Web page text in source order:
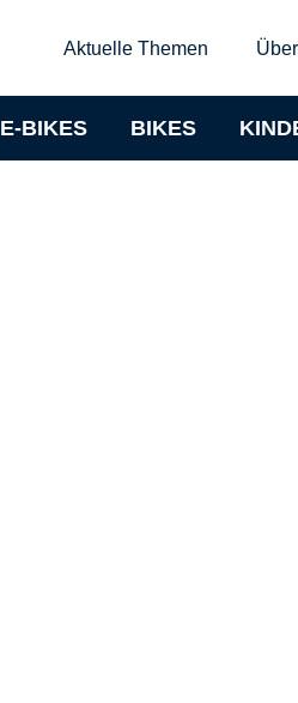
Aktuelle Themen
E-BIKES BIKES